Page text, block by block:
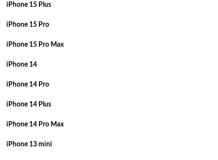
iPhone 15 Plus
iPhone 15 Pro
iPhone 15 Pro Max
iPhone 14
iPhone 14 Pro
iPhone 14 Plus
iPhone 14 Pro Max
iPhone 13 mini